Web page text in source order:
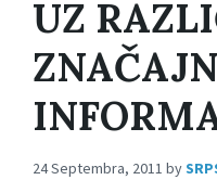
UZ
24 Septembra, 2011 by